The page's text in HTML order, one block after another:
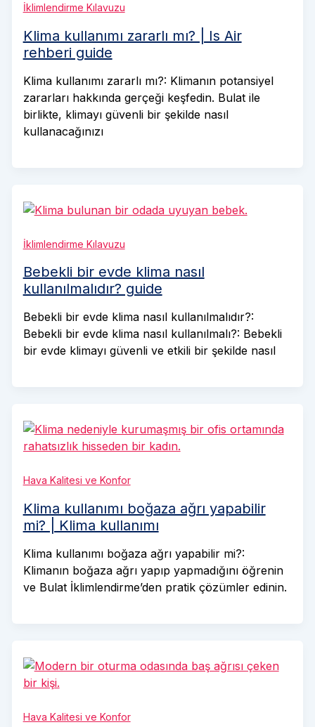
İklimlendirme Kılavuzu
Klima kullanımı zararlı mı? | Is Air
rehberi guide
Klima kullanımı zararlı mı?: Klimanın potansiyel
zararları hakkında gerçeği keşfedin. Bulat ile
birlikte, klimayı güvenli bir şekilde nasıl
kullanacağınızı
İklimlendirme Kılavuzu
Bebekli bir evde klima nasıl
kullanılmalıdır? guide
Bebekli bir evde klima nasıl kullanılmalıdır?:
Bebekli bir evde klima nasıl kullanılmalı?: Bebekli
bir evde klimayı güvenli ve etkili bir şekilde nasıl
Hava Kalitesi ve Konfor
Klima kullanımı boğaza ağrı yapabilir
mi? | Klima kullanımı
Klima kullanımı boğaza ağrı yapabilir mi?:
Klimanın boğaza ağrı yapıp yapmadığını öğrenin
ve Bulat İklimlendirme’den pratik çözümler edinin.
Hava Kalitesi ve Konfor